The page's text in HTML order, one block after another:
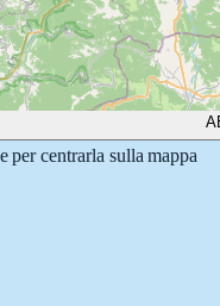
A
per centrarla sulla mappa